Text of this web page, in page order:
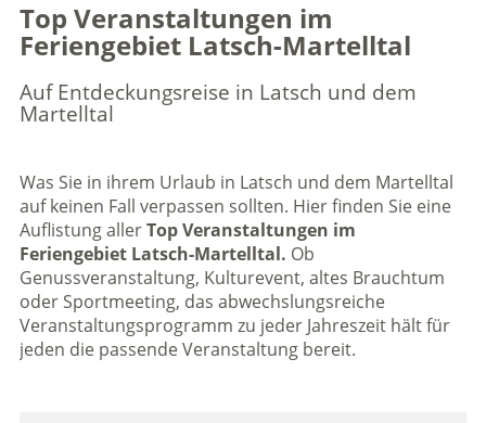
Top Veranstaltungen im
Feriengebiet Latsch-Martelltal
Auf Entdeckungsreise in Latsch und dem
Martelltal
Was Sie in ihrem Urlaub in Latsch und dem Martelltal
auf keinen Fall verpassen sollten. Hier finden Sie eine
Auflistung allerTop Veranstaltungen im
Feriengebiet Latsch-Martelltal. Ob
Genussveranstaltung, Kulturevent, altes Brauchtum
oder Sportmeeting, das abwechslungsreiche
Veranstaltungsprogramm zu jeder Jahreszeit hält für
jeden die passende Veranstaltung bereit.